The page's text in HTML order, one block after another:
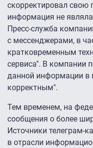
скорректировал свою
информация не
Пресс-служба
с мессенджерами, в
кратковременным
сервиса". В компании
данной информации в
корректным".
Тем временем, на
сообщения о более
Источники телеграм-
в отрасли